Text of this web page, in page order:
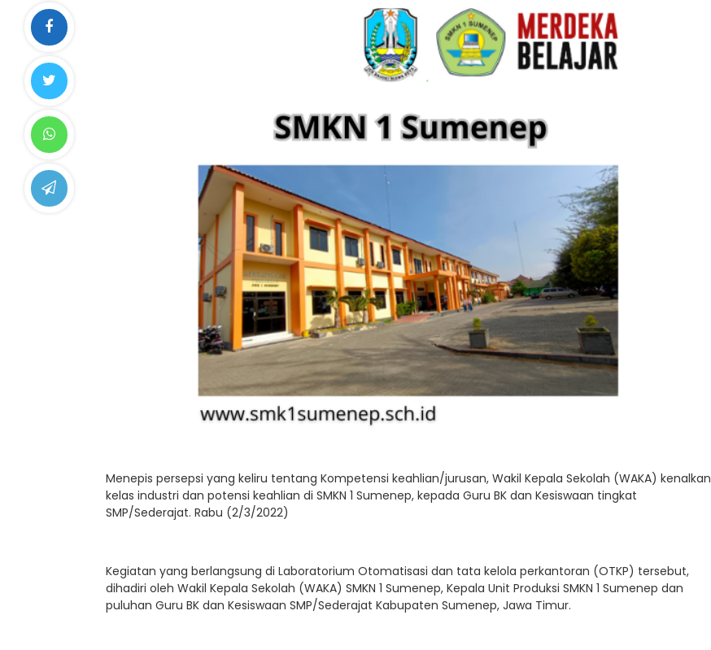
Menepis persepsi yang keliru tentang Kompetensi keahlian/jurusan, Wakil Kepala Sekolah (WAKA) kenalkan
kelas industri dan potensi keahlian di SMKN 1 Sumenep, kepada Guru BK dan Kesiswaan tingkat
SMP/Sederajat. Rabu (2/3/2022)
Kegiatan yang berlangsung di Laboratorium Otomatisasi dan tata kelola perkantoran (OTKP) tersebut,
dihadiri oleh Wakil Kepala Sekolah (WAKA) SMKN 1 Sumenep, Kepala Unit Produksi SMKN 1 Sumenep dan
puluhan Guru BK dan Kesiswaan SMP/Sederajat Kabupaten Sumenep, Jawa Timur.